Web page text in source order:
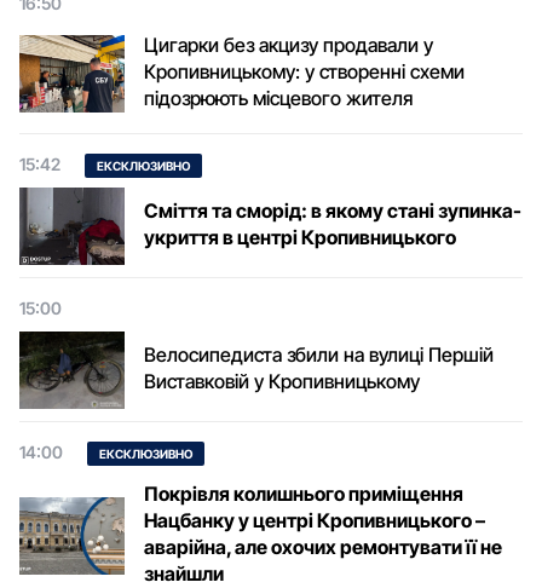
Цигарки без акцизу продавали у
Кропивницькому: у створенні схеми
підозрюють місцевого жителя
15:42 ЕКСКЛЮЗИВНО
Сміття та сморід: в якому стані зупинка-
укриття в центрі Кропивницького
15:00
Велосипедиста збили на вулиці Першій
Виставковій у Кропивницькому
14:00 ЕКСКЛЮЗИВНО
Покрівля колишнього приміщення
Нацбанку у центрі Кропивницького –
аварійна, але охочих ремонтувати її не
знайшли